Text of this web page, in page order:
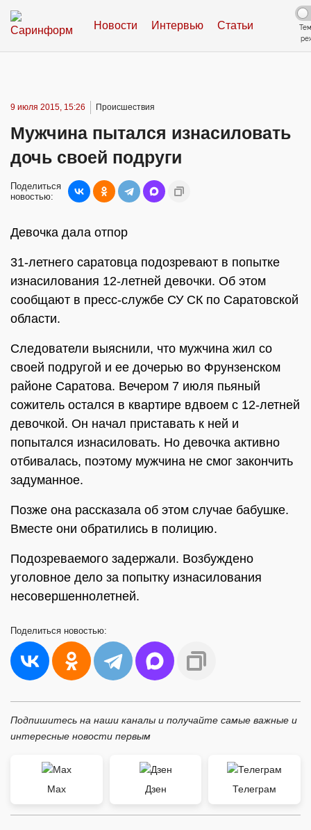
Новости Интервью Статьи
9 июля 2015, 15:26 Происшествия
Мужчина пытался изнасиловать
дочь своей подруги
Поделиться
новостью:
Девочка дала отпор
31-летнего саратовца подозревают в попытке
изнасилования 12-летней девочки. Об этом
сообщают в пресс-службе СУ СК по Саратовской
области.
Следователи выяснили, что мужчина жил со
своей подругой и ее дочерью во Фрунзенском
районе Саратова. Вечером 7 июля пьяный
сожитель остался в квартире вдвоем с 12-летней
девочкой. Он начал приставать к ней и
попытался изнасиловать. Но девочка активно
отбивалась, поэтому мужчина не смог закончить
задуманное.
Позже она рассказала об этом случае бабушке.
Вместе они обратились в полицию.
Подозреваемого задержали. Возбуждено
уголовное дело за попытку изнасилования
несовершеннолетней.
Поделиться новостью:
Подпишитесь на наши каналы и получайте самые важные и
интересные новости первым
Max Дзен Телеграм